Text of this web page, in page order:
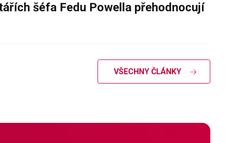
šéfa Fedu Powella přehodnocují
VŠECHNY ČLÁNKY